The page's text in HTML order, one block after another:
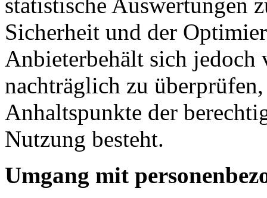
Sicherheit und der
Anbieterbehält sich
nachträglich zu
Anhaltspunkte der
Nutzung besteht.
Umgang mit